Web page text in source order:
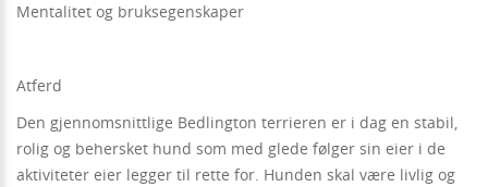
Mentalitet og bruksegenskaper
Atferd
Den gjennomsnittlige Bedlington terrieren er i dag en stabil,
rolig og behersket hund som med glede følger sin eier i de
aktiviteter eier legger til rette for. Hunden skal være livlig og